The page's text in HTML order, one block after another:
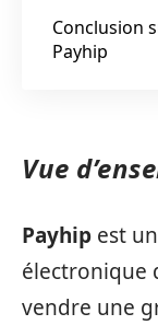
Conclusion
Payhip
Vue
Payhip est
électronique
vendre une